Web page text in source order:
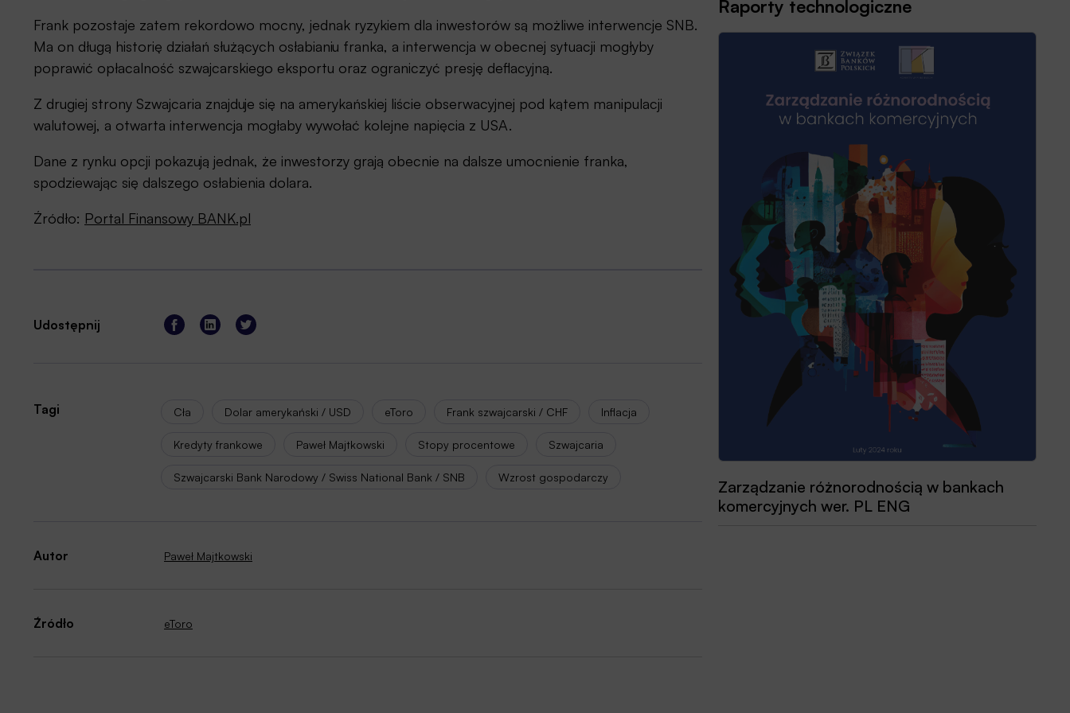
Frank pozostaje zatem rekordowo mocny, jednak ryzykiem dla inwestorów są możliwe interwencje SNB.
Ma on długą historię działań służących osłabianiu franka, a interwencja w obecnej sytuacji mogłyby
poprawić opłacalność szwajcarskiego eksportu oraz ograniczyć presję deflacyjną.
Z drugiej strony Szwajcaria znajduje się na amerykańskiej liście obserwacyjnej pod kątem manipulacji
walutowej, a otwarta interwencja mogłaby wywołać kolejne napięcia z USA.
Dane z rynku opcji pokazują jednak, że inwestorzy grają obecnie na dalsze umocnienie franka,
spodziewając się dalszego osłabienia dolara.
Źródło: Portal Finansowy BANK.pl
Udostępnij
Tagi Cła Dolar amerykański / USD eToro Frank szwajcarski / CHF Inflacja
Kredyty frankowe Paweł Majtkowski Stopy procentowe Szwajcaria
Szwajcarski Bank Narodowy / Swiss National Bank / SNB Wzrost gospodarczy
Autor Paweł Majtkowski
Źródło eToro
Raporty technologiczne
Zarządzanie różnorodnością w bankach
komercyjnych wer. PL ENG
Przewodnik dobrych praktyk 2025